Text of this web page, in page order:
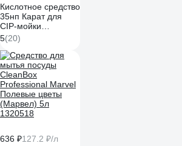
Кислотное средство
35нп Карат для
CIP-мойки
пищевого
оборудования,
удаление накипи,
молочного и
пивного камня, 5 л
4607002306015
5(20)
636 ₽127.2 ₽/л